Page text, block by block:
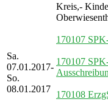
Sa.
07.01.2017-
So.
08.01.2017
Kreis,-
170107
170107
170108